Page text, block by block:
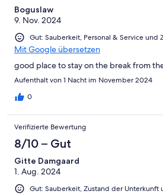
Boguslaw
9. Nov. 2024
Gut: Sauberkeit, Personal & Service und
Mit Google übersetzen
good place to stay on the break from
Aufenthalt von 1 Nacht im November 2024
0
Verifizierte Bewertung
8/10 – Gut
Gitte Damgaard
1. Aug. 2024
Gut: Sauberkeit, Zustand der Unterkunft